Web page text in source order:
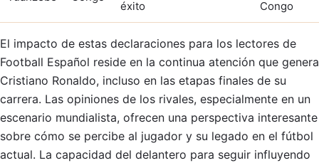
éxito Congo
El impacto de estas declaraciones para los lectores de
Football Español reside en la continua atención que genera
Cristiano Ronaldo, incluso en las etapas finales de su
carrera. Las opiniones de los rivales, especialmente en un
escenario mundialista, ofrecen una perspectiva interesante
sobre cómo se percibe al jugador y su legado en el fútbol
actual. La capacidad del delantero para seguir influyendo